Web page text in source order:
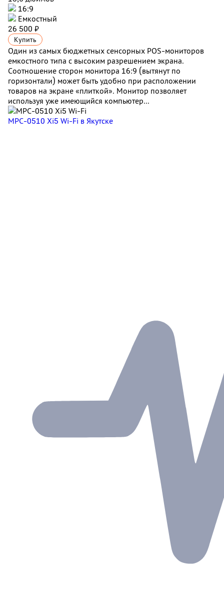
16:9
Емкостный
26 500 ₽
Купить
Один из самых бюджетных сенсорных POS-мониторов
емкостного типа с высоким разрешением экрана.
Соотношение сторон монитора 16:9 (вытянут по
горизонтали) может быть удобно при расположении
товаров на экране «плиткой». Монитор позволяет
используя уже имеющийся компьютер...
MPC-0510 Xi5 Wi-Fi в Якутске